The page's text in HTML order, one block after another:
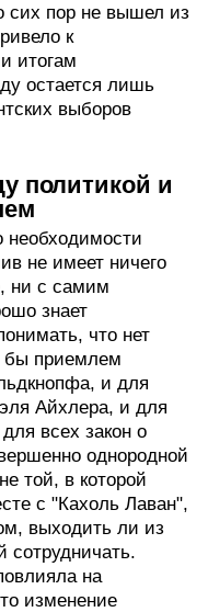
сих пор не вышел из
к
итогам
остается лишь
выборов
политикой и
необходимости
не имеет ничего
ни с самим
знает
что нет
бы приемлем
и для
Айхлера, и для
всех закон о
однородной
той, в которой
с "Кахоль Лаван",
выходить ли из
сотрудничать.
на
изменение